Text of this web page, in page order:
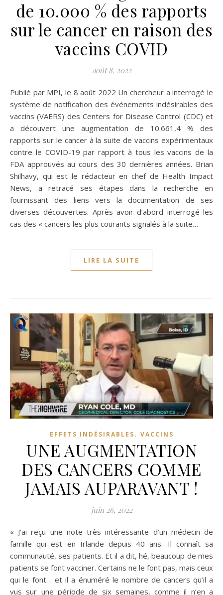
de 10.000 % des rapports
sur le cancer en raison des
vaccins COVID
août 8, 2022
Publié par MPI, le 8 août 2022 Un chercheur a interrogé le
système de notification des événements indésirables des
vaccins (VAERS) des Centers for Disease Control (CDC) et
a découvert une augmentation de 10.661,4 % des
rapports sur le cancer à la suite de vaccins expérimentaux
contre le COVID-19 par rapport à tous les vaccins de la
FDA approuvés au cours des 30 dernières années. Brian
Shilhavy, qui est le rédacteur en chef de Health Impact
News, a retracé ses étapes dans la recherche en
fournissant des liens vers la documentation de ses
diverses découvertes. Après avoir d’abord interrogé les
cas des « cancers les plus courants signalés à la suite…
LIRE LA SUITE
EFFETS INDÉSIRABLES, VACCINS
UNE AUGMENTATION
DES CANCERS COMME
JAMAIS AUPARAVANT !
juin 26, 2022
« J’ai reçu une note très intéressante d’un médecin de
famille qui est en Irlande depuis 40 ans. Il connaît sa
communauté, ses patients. Et il a dit, hé, beaucoup de mes
patients se font vacciner. Certains ne le font pas, mais ceux
qui le font… et il a énuméré le nombre de cancers qu’il a
vus sur une période de six semaines, comme il n’en a